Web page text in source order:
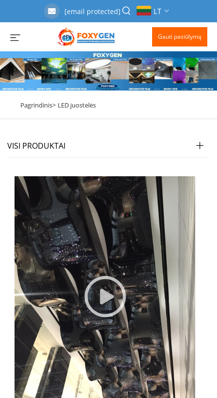
[email protected] LT
Gauti pasiūlymą
Pagrindinis> LED juostelės
VISI PRODUKTAI